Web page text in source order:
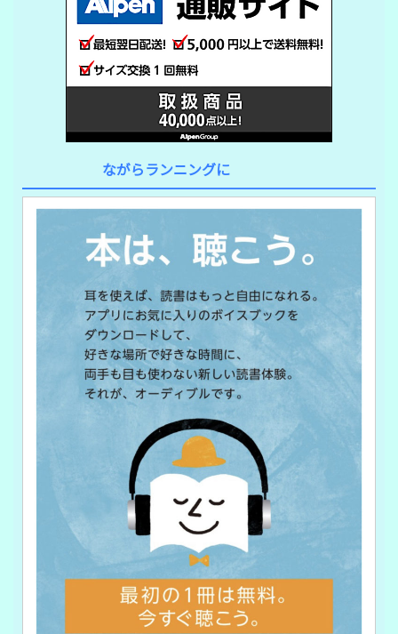
ながらランニングに